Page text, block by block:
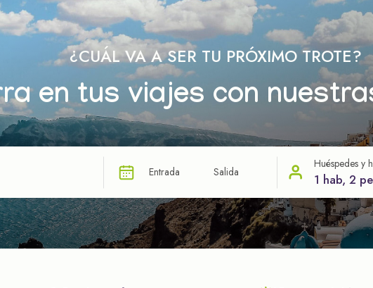
¿CUÁL VA A SER TU PRÓXIMO TROTE?
en tus viajes con
Entrada Salida
Huéspedes y
1 hab, 2